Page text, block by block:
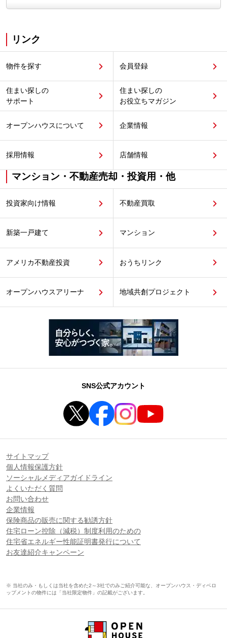
リンク
物件を探す 会員登録
住まい探しの
サポート
住まい探しの
お役立ちマガジン
オープンハウスについて 企業情報
採用情報 店舗情報
マンション・不動産売却・投資用・他
投資家向け情報 不動産買取
新築一戸建て マンション
アメリカ不動産投資 おうちリンク
オープンハウスアリーナ 地域共創プロジェクト
SNS公式アカウント
サイトマップ
個人情報保護方針
ソーシャルメディアガイドライン
よくいただく質問
お問い合わせ
企業情報
保険商品の販売に関する勧誘方針
住宅ローン控除（減税）制度利用のための
住宅省エネルギー性能証明書発行について
お友達紹介キャンペーン
※ 当社のみ・もしくは当社を含めた2～3社でのみご紹介可能な、オープンハウス・ディベロ
ップメントの物件には「当社限定物件」の記載がございます。